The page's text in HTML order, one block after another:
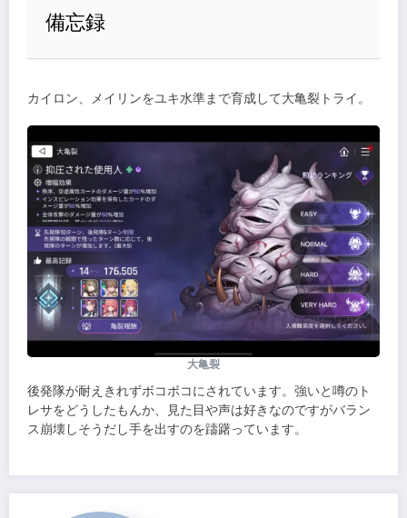
備忘録
カイロン、メイリンをユキ水準まで育成して大亀裂トライ。
大亀裂
後発隊が耐えきれずボコボコにされています。強いと噂のト
レサをどうしたもんか、見た目や声は好きなのですがバラン
ス崩壊しそうだし手を出すのを躊躇っています。